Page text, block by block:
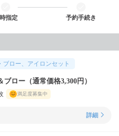
指定 予約手続き
ブロー、アイロンセット
ブロー（通常価格3,300円）
満足度募集中
詳細